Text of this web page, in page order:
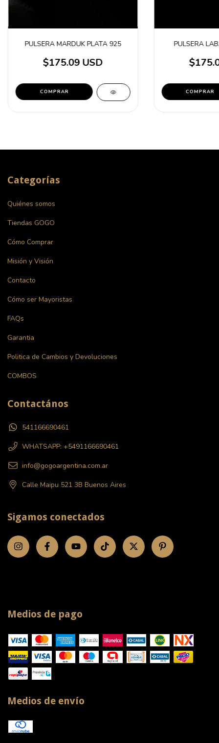
PULSERA MARDUK PLATA 925
$175.09 USD
COMPRAR
PULSERA
COMPRAR
Categorías
Quiénes somos
Tiendas GOGO
Cómo Comprar
Misión y Visión
Contacto
Cómo ser Mayoristas
FAQs
Garantia
Politica de Cambios y Devoluciones
COMBOS
Contactános
541166690461
WHATSAPP: +5491166690461
info@gogoargentina.com.ar
Calle Maipu 521 3B Buenos Aires
Sigamos conectados
Medios de pago
Medios de envío